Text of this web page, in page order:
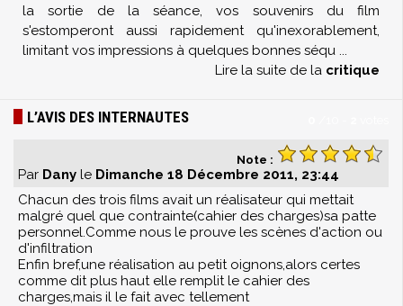
la sortie de la séance, vos souvenirs du film
s'estomperont aussi rapidement qu'inexorablement,
limitant vos impressions à quelques bonnes séqu ...
Lire la suite de la critique
L’AVIS DES INTERNAUTES
Note :
Par Dany le Dimanche 18 Décembre 2011, 23:44
Chacun des trois films avait un réalisateur qui mettait
malgré quel que contrainte(cahier des charges)sa patte
personnel.Comme nous le prouve les scènes d'action ou
d'infiltration
Enfin bref,une réalisation au petit oignons,alors certes
comme dit plus haut elle remplit le cahier des
charges,mais il le fait avec tellement